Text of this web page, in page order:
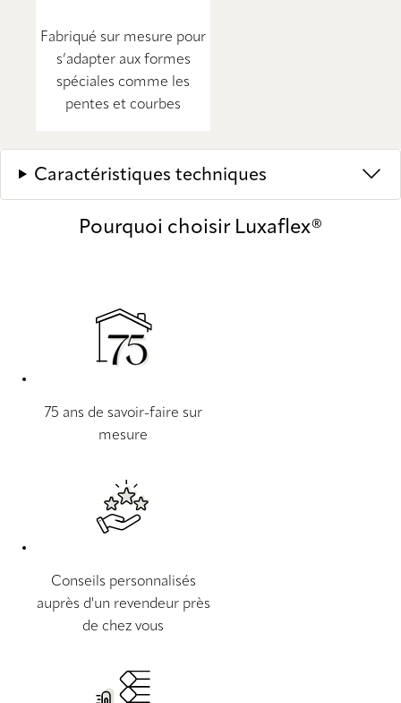
Fabriqué sur mesure pour
s’adapter aux formes
spéciales comme les
pentes et courbes
Caractéristiques techniques
Pourquoi choisir Luxaflex®
75 ans de savoir-faire sur
mesure
Conseils personnalisés
auprès d'un revendeur près
de chez vous